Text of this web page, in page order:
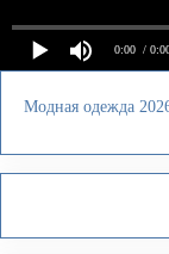
0:00 /
Модная одежда